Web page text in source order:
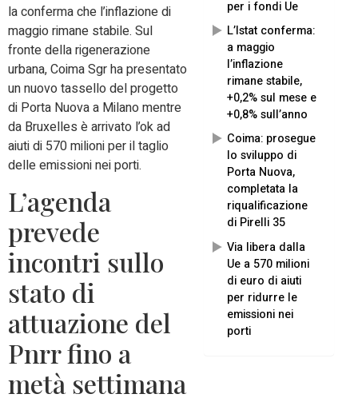
per i fondi Ue
L’Istat conferma:
a maggio
l’inflazione
rimane stabile,
+0,2% sul mese e
+0,8% sull’anno
Coima: prosegue
lo sviluppo di
Porta Nuova,
completata la
riqualificazione
di Pirelli 35
Via libera dalla
Ue a 570 milioni
di euro di aiuti
per ridurre le
emissioni nei
porti
la conferma che l’inflazione di
maggio rimane stabile. Sul
fronte della rigenerazione
urbana, Coima Sgr ha presentato
un nuovo tassello del progetto
di Porta Nuova a Milano mentre
da Bruxelles è arrivato l’ok ad
aiuti di 570 milioni per il taglio
delle emissioni nei porti.
L’agenda
prevede
incontri sullo
stato di
attuazione del
Pnrr fino a
metà settimana